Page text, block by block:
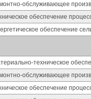
обслуживающее
обеспечение
обеспечение
техническое
обслуживающее
обеспечение